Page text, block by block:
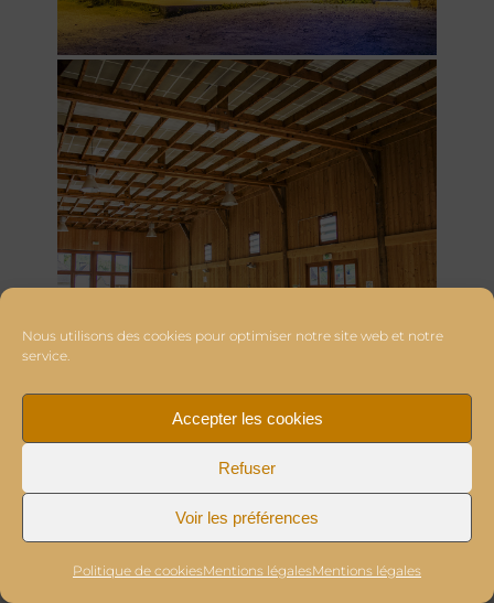
Nous utilisons des cookies pour optimiser notre site web et notre
service.
Accepter les cookies
Refuser
Voir les préférences
Politique de cookiesMentions légalesMentions légales